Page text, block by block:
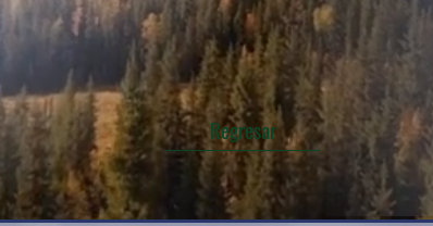
Regresar